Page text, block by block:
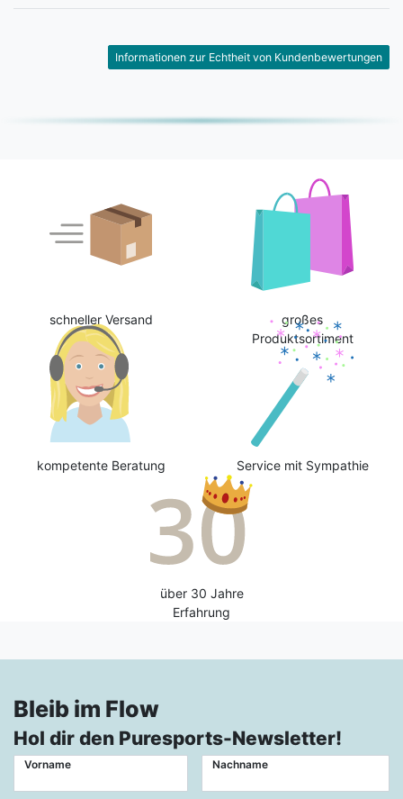
Informationen zur Echtheit von Kundenbewertungen
schneller Versand
großes
Produktsortiment
kompetente Beratung Service mit Sympathie
über 30 Jahre
Erfahrung
Bleib im Flow
Hol dir den Puresports-Newsletter!
Vorname Nachname